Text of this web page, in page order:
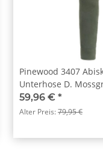
Pinewood 3407
Unterhose D.
59,96 € *
Alter Preis:79,95 €